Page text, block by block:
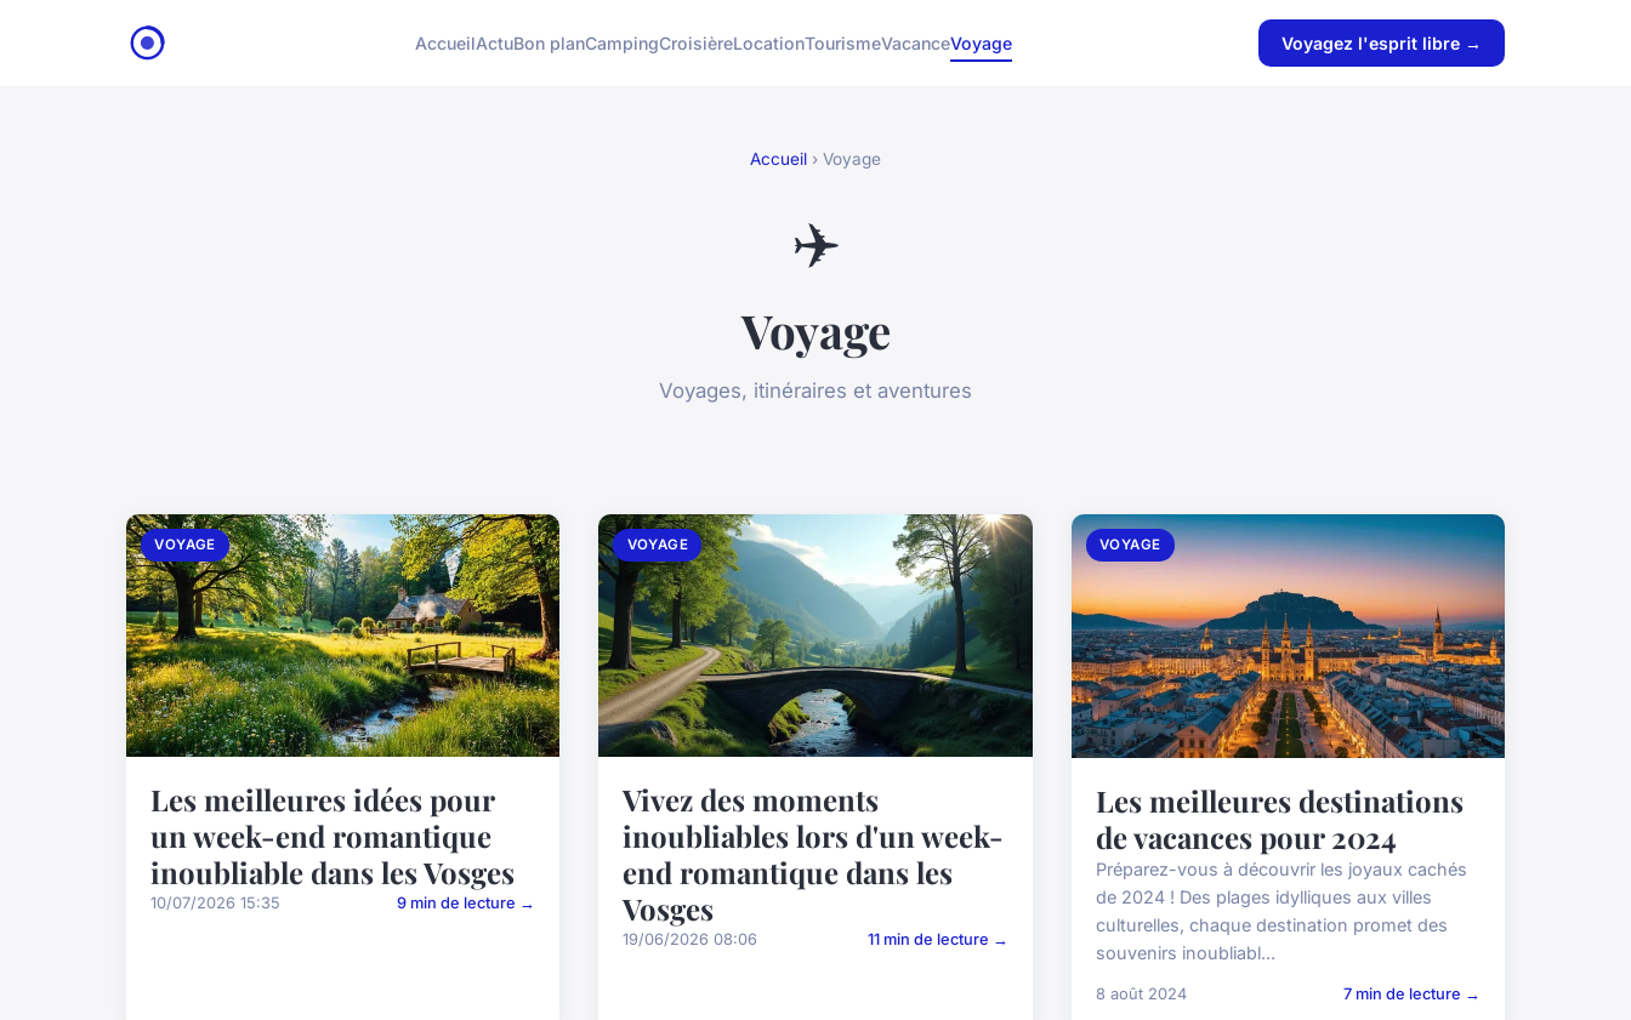
AccueilActuBon planCampingCroisièreLocationTourismeVacanceVoyage Voyagez l'esprit libre →
Accueil › Voyage
✈️
Voyage
Voyages, itinéraires et aventures
VOYAGE
Les meilleures idées pour
un week-end romantique
inoubliable dans les Vosges
10/07/2026 15:35 9 min de lecture →
VOYAGE
Vivez des moments
inoubliables lors d'un week-
end romantique dans les
Vosges
19/06/2026 08:06 11 min de lecture →
VOYAGE
Les meilleures destinations
de vacances pour 2024
Préparez-vous à découvrir les joyaux cachés
de 2024 ! Des plages idylliques aux villes
culturelles, chaque destination promet des
souvenirs inoubliabl...
8 août 2024 7 min de lecture →